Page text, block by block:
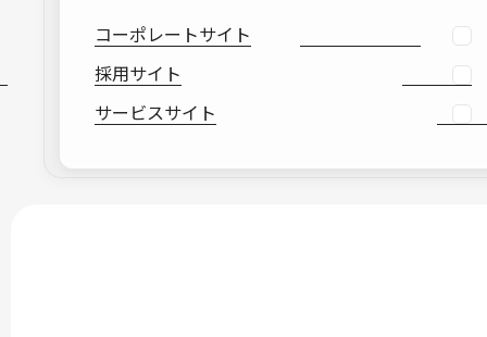
コーポレートサイト
採用サイト
サービスサイト